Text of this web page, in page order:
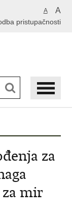
A A
pristupačnosti
za
mir